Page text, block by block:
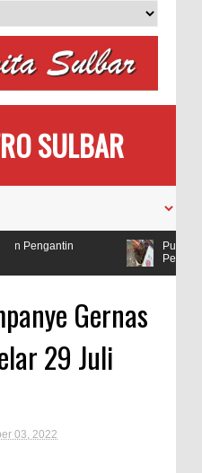
SULBAR
Pengantin
Puluhan
Penadah
Gernas
29 Juli
03, 2022